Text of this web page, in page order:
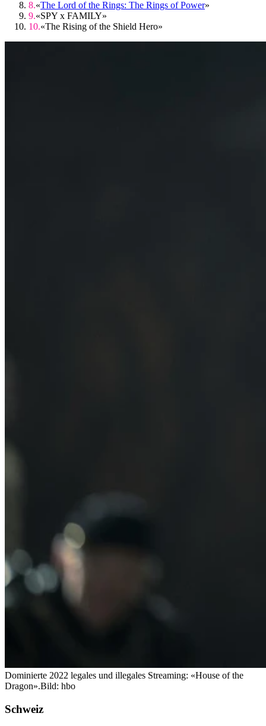
«The Lord of the Rings: The Rings of Power»
«SPY x FAMILY»
«The Rising of the Shield Hero»
Dominierte 2022 legales und illegales Streaming: «House of the
Dragon».Bild: hbo
Schweiz